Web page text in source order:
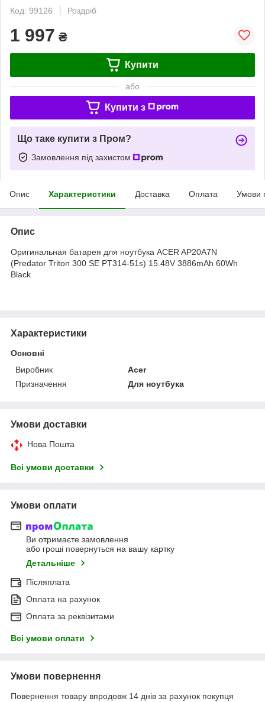
Код: 99126
Роздріб
1 997 ₴
Купити
або
Купити з
Що таке купити з Пром?
Замовлення під захистом
Опис Характеристики Доставка Оплата Умови
Опис
Оригинальная батарея для ноутбука ACER AP20A7N
(Predator Triton 300 SE PT314-51s) 15.48V 3886mAh 60Wh
Black
Характеристики
Основні
Виробник
Acer
Призначення
Для ноутбука
Умови доставки
Нова Пошта
Всі умови доставки
Умови оплати
Ви отримаєте замовлення
або гроші повернуться на вашу картку
Детальніше
Післяплата
Оплата на рахунок
Оплата за реквізитами
Всі умови оплати
Умови повернення
Повернення товару впродовж 14 днів за рахунок покупця